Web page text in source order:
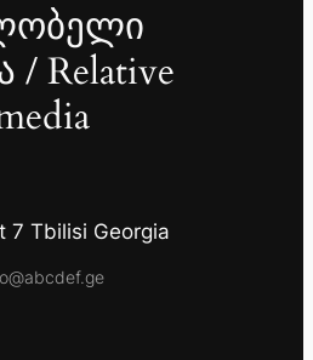
/ Relative
7 Tbilisi Georgia